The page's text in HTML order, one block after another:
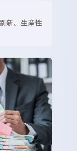
新、生産性